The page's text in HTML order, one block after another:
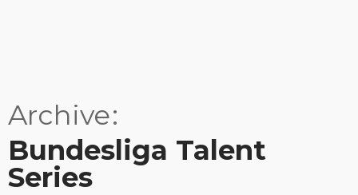
Archive
Bundesliga Talent
Series